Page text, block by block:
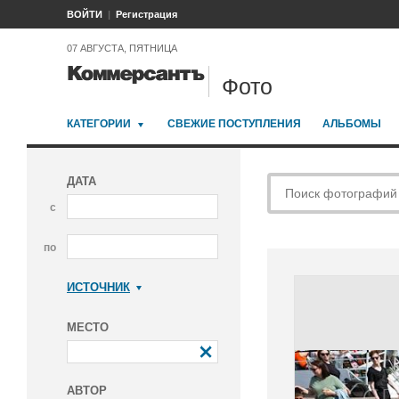
ВОЙТИ Регистрация
07 АВГУСТА, ПЯТНИЦА
Фото
КАТЕГОРИИ СВЕЖИЕ ПОСТУПЛЕНИЯ АЛЬБОМЫ
ДАТА
с
по
ИСТОЧНИК
МЕСТО
АВТОР